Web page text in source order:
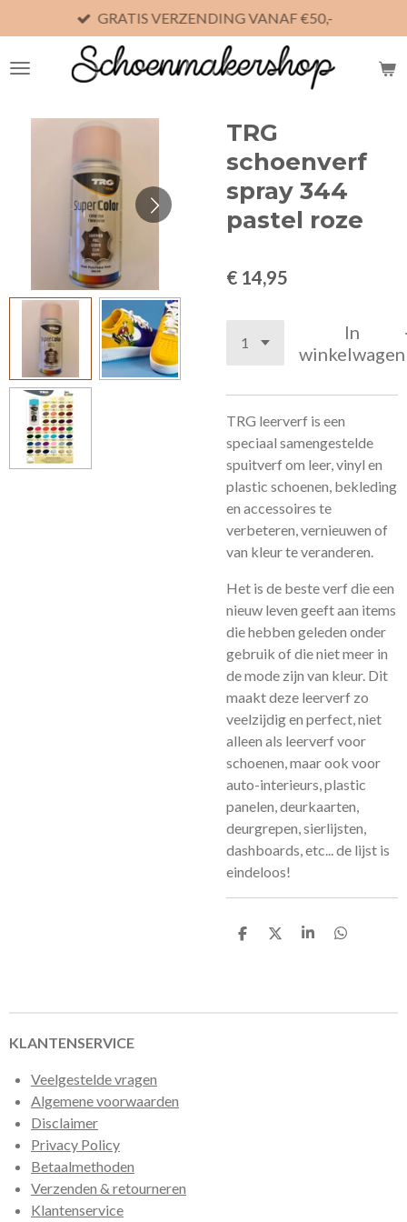
direct
naar
GRATIS VERZENDING VANAF €50,-
TRG
schoenverf
spray 344
pastel roze
€ 14,95
In
winkelwagen
TRG leerverf is een
speciaal samengestelde
spuitverf om leer, vinyl en
plastic schoenen, bekleding
en accessoires te
verbeteren, vernieuwen of
van kleur te veranderen.
Het is de beste verf die een
nieuw leven geeft aan items
die hebben geleden onder
gebruik of die niet meer in
de mode zijn van kleur. Dit
maakt deze leerverf zo
veelzijdig en perfect, niet
alleen als leerverf voor
schoenen, maar ook voor
auto-interieurs, plastic
panelen, deurkaarten,
deurgrepen, sierlijsten,
dashboards, etc... de lijst is
eindeloos!
D
D
S
D
KLANTENSERVICE
Veelgestelde vragen
Algemene voorwaarden
Disclaimer
Privacy Policy
Betaalmethoden
Verzenden & retourneren
Klantenservice